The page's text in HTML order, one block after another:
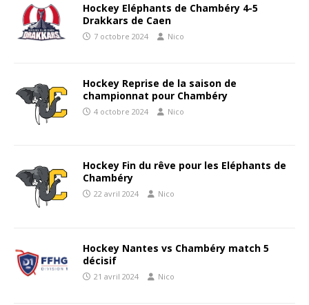
Hockey Eléphants de Chambéry 4-5
Drakkars de Caen
7 octobre 2024 Nico
Hockey Reprise de la saison de
championnat pour Chambéry
4 octobre 2024 Nico
Hockey Fin du rêve pour les Eléphants de
Chambéry
22 avril 2024 Nico
Hockey Nantes vs Chambéry match 5
décisif
21 avril 2024 Nico